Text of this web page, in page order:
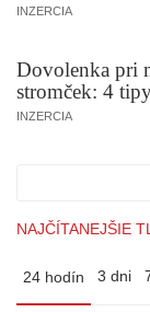
INZERCIA
Dovolenka pri
stromček: 4
INZERCIA
NAJČÍTANEJŠIE
24 hodín 3 dni